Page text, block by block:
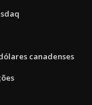
canadenses